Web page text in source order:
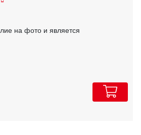
на фото и является